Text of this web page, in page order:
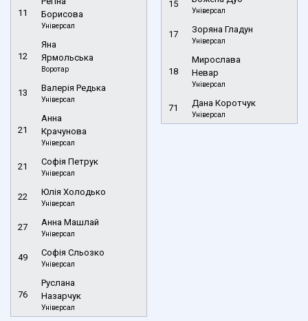
11
Борисова
Універсал
12
Яна
Ярмольська
Воротар
13 Валерія Редька
Універсал
21
Анна
Крачунова
Універсал
21 Софія Петрук
Універсал
22 Юлія Холодько
Універсал
27 Анна Машлай
Універсал
49 Софія Сльозко
Універсал
76
Руслана
Назарчук
Універсал
15
Універсал
17 Зоряна Гладун
Універсал
18
Мирослава
Невар
Універсал
71 Дана Коротчук
Універсал